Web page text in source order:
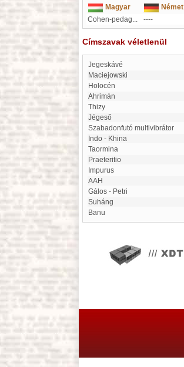
Magyar
Német
Cohen-pedag...
----
Címszavak véletlenül
Jegeskávé
Maciejowski
holocén
Ahrimán
Thizy
Jégeső
szabadonfutó multivibrátor
Indo - Khina
Taormina
Praeteritio
Impurus
AAH
Gálos - Petri
Suháng
Banu